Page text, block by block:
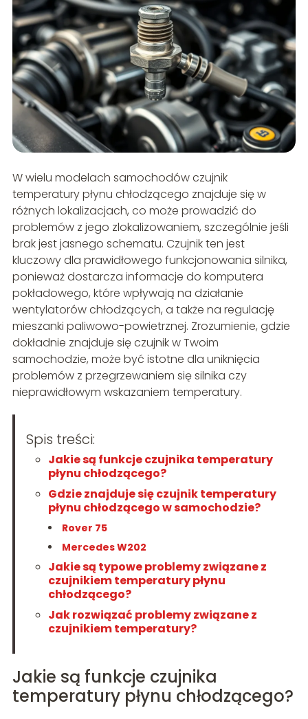
W wielu modelach samochodów czujnik
temperatury płynu chłodzącego znajduje się w
różnych lokalizacjach, co może prowadzić do
problemów z jego zlokalizowaniem, szczególnie jeśli
brak jest jasnego schematu. Czujnik ten jest
kluczowy dla prawidłowego funkcjonowania silnika,
ponieważ dostarcza informacje do komputera
pokładowego, które wpływają na działanie
wentylatorów chłodzących, a także na regulację
mieszanki paliwowo-powietrznej. Zrozumienie, gdzie
dokładnie znajduje się czujnik w Twoim
samochodzie, może być istotne dla uniknięcia
problemów z przegrzewaniem się silnika czy
nieprawidłowym wskazaniem temperatury.
Spis treści:
Jakie są funkcje czujnika temperatury
płynu chłodzącego?
Gdzie znajduje się czujnik temperatury
płynu chłodzącego w samochodzie?
Rover 75
Mercedes W202
Jakie są typowe problemy związane z
czujnikiem temperatury płynu
chłodzącego?
Jak rozwiązać problemy związane z
czujnikiem temperatury?
Jakie są funkcje czujnika
temperatury płynu chłodzącego?